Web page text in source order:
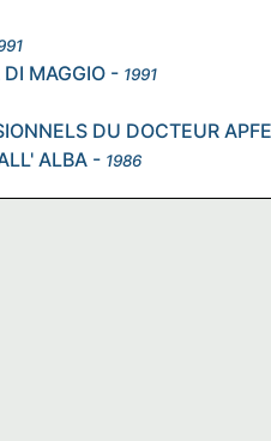
MAGGIO - 1991
DU DOCTEUR
ALBA - 1986